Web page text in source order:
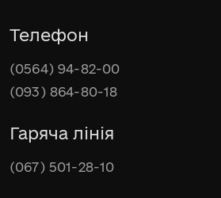
Телефон
(0564) 94-82-00
(093) 864-80-18
Гаряча лінія
(067) 501-28-10